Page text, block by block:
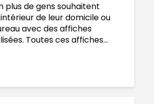
plus de gens souhaitent
de leur domicile ou
avec des affiches
Toutes ces affiches...